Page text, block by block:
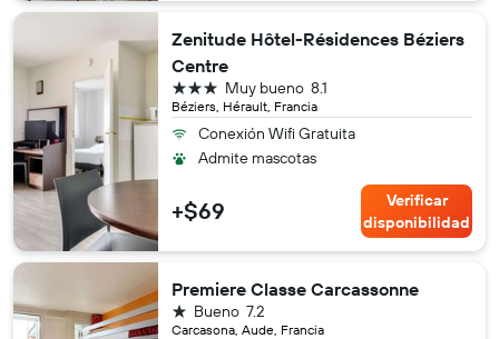
Zenitude Hôtel-Résidences Béziers
Centre
Béziers, Hérault, Francia
8.1
Muy bueno
3 estrellas
Conexión Wifi Gratuita
Admite mascotas
+$69
Verificar
disponibilidad
Premiere Classe Carcassonne
Carcasona, Aude, Francia
7.2
Bueno
1 estrella